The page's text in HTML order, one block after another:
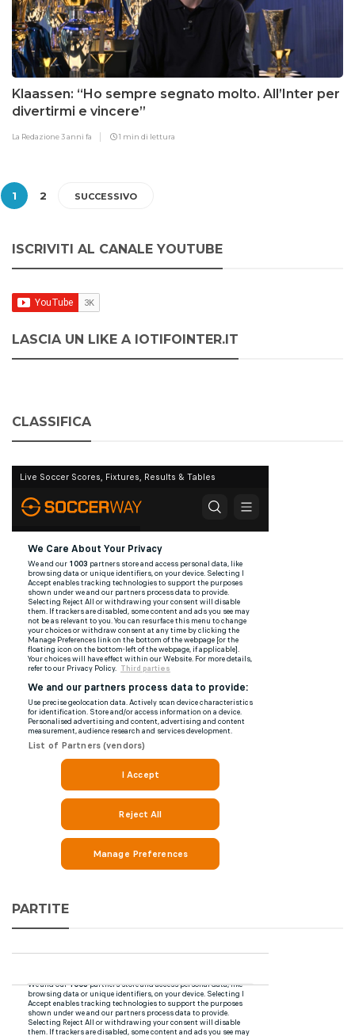
Klaassen: “Ho sempre segnato molto. All’Inter per
divertirmi e vincere”
La Redazione3 anni fa 1 min di lettura
1 2 SUCCESSIVO
ISCRIVITI AL CANALE YOUTUBE
LASCIA UN LIKE A IOTIFOINTER.IT
CLASSIFICA
PARTITE